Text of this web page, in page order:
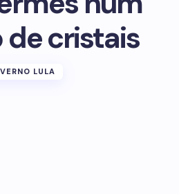
cristais
LULA